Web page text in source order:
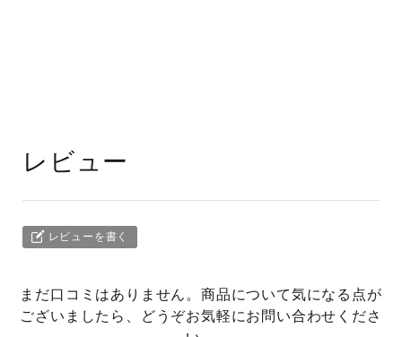
レビュー
レビューを書く
まだ口コミはありません。商品について気になる点が
ございましたら、どうぞお気軽にお問い合わせくださ